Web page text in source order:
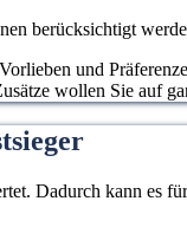
berücksichtigt
und
wollen Sie auf
Dadurch kann es